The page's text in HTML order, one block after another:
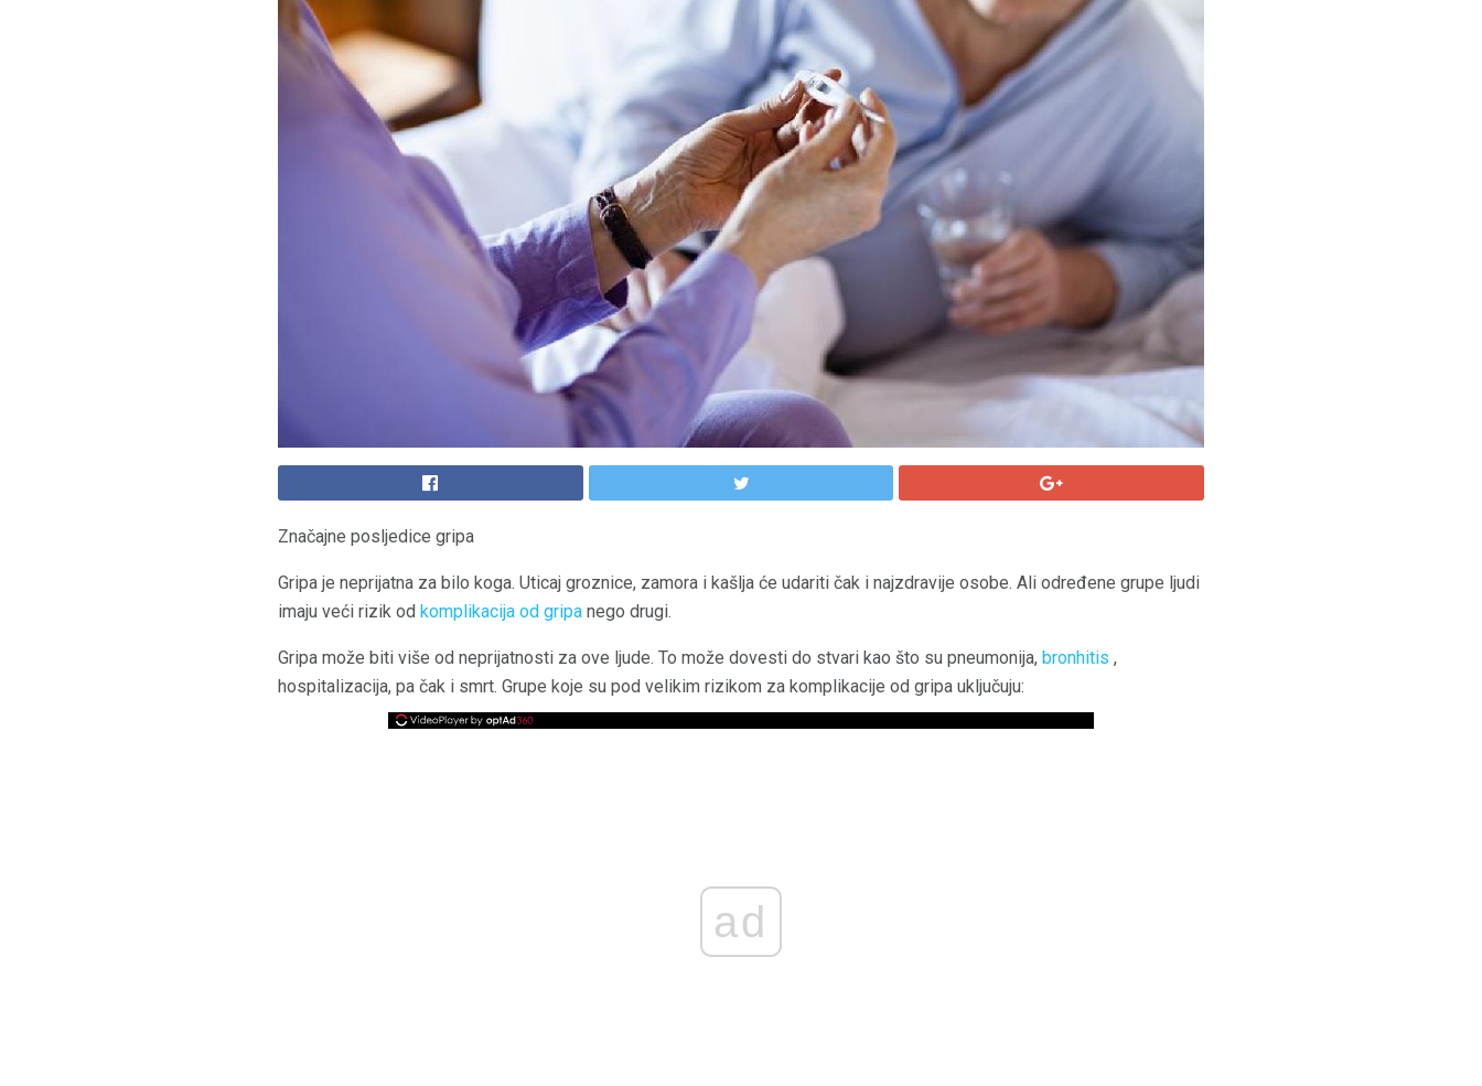
Značajne posljedice gripa
Gripa je neprijatna za bilo koga. Uticaj groznice, zamora i kašlja će udariti čak i najzdravije osobe. Ali određene grupe ljudi
imaju veći rizik od komplikacija od gripa nego drugi.
Gripa može biti više od neprijatnosti za ove ljude. To može dovesti do stvari kao što su pneumonija, bronhitis ,
hospitalizacija, pa čak i smrt. Grupe koje su pod velikim rizikom za komplikacije od gripa uključuju:
ad